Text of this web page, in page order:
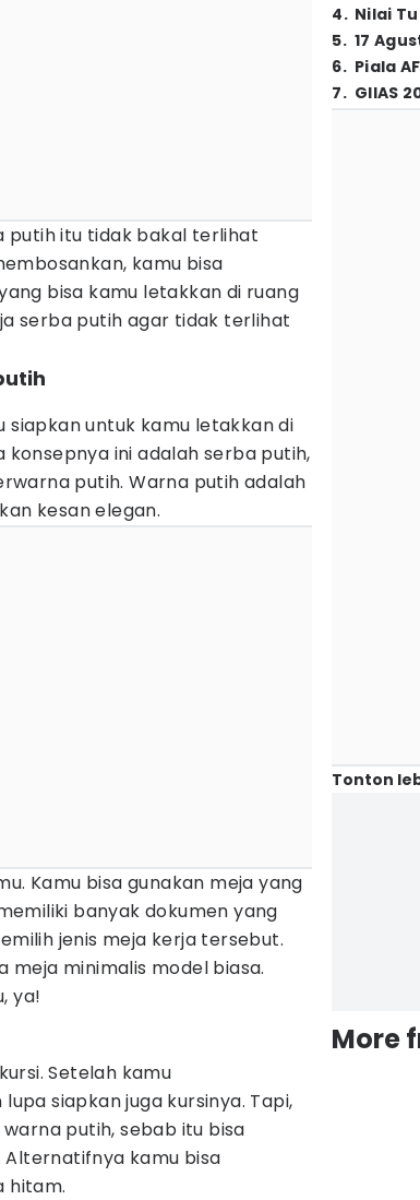
putih itu tidak bakal terlihat
kamu bisa
bisa kamu letakkan di ruang
serba putih agar tidak terlihat
untuk kamu letakkan di
konsepnya ini adalah serba putih,
putih. Warna putih adalah
kesan elegan.
Kamu bisa gunakan meja yang
banyak dokumen yang
jenis meja kerja tersebut.
meja minimalis model biasa.
ya!
Setelah kamu
siapkan juga kursinya. Tapi,
putih, sebab itu bisa
kamu bisa
hitam.
4. Nilai
5. 17
6. Piala
7. GIIAS
Tonton
More